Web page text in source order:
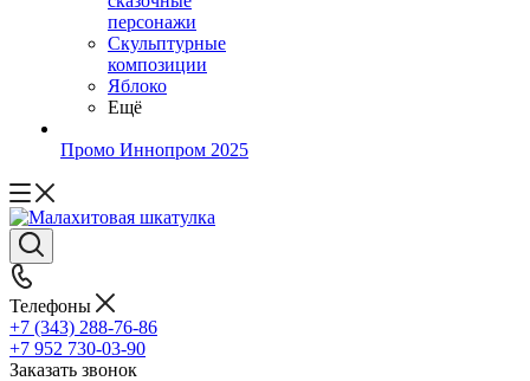
персонажи
Скульптурные
композиции
Яблоко
Ещё
Промо Иннопром 2025
Телефоны
+7 (343) 288-76-86
+7 952 730-03-90
Заказать звонок